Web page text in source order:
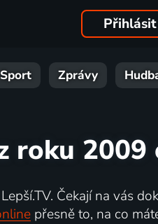
Přihlásit
Sport Zprávy
roku 2009
Čekají na vás
přesně to, na co